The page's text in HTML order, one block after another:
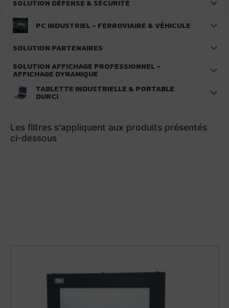
SOLUTION DÉFENSE & SÉCURITÉ
PC INDUSTRIEL - FERROVIAIRE & VÉHICULE
SOLUTION PARTENAIRES
SOLUTION AFFICHAGE PROFESSIONNEL -
AFFICHAGE DYNAMIQUE
TABLETTE INDUSTRIELLE & PORTABLE
DURCI
Les filtres s'appliquent aux produits présentés
ci-dessous